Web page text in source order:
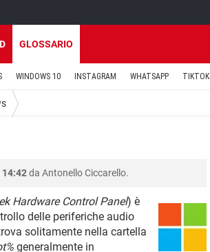
GLOSSARIO
WINDOWS 10 INSTAGRAM WHATSAPP TIKTOK
14:42da Antonello Ciccarello.
Hardware Control Panel) è
delle periferiche audio
solitamente nella cartella
generalmente in